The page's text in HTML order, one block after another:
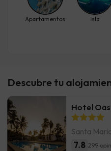
Descubre tu
Hotel
Santa
7.8 299
Apartamentos Isla